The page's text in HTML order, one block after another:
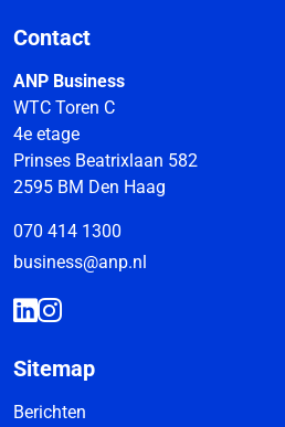
Contact
ANP Business
WTC Toren C
4e etage
Prinses Beatrixlaan 582
2595 BM Den Haag
070 414 1300
business@anp.nl
Sitemap
Berichten